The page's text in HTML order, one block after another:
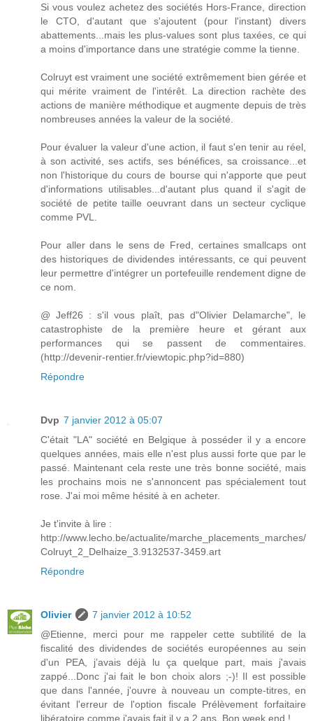
Si vous voulez achetez des sociétés Hors-France, direction
le CTO, d'autant que s'ajoutent (pour l'instant) divers
abattements...mais les plus-values sont plus taxées, ce qui
a moins d'importance dans une stratégie comme la tienne.
Colruyt est vraiment une société extrêmement bien gérée et
qui mérite vraiment de l'intérêt. La direction rachète des
actions de manière méthodique et augmente depuis de très
nombreuses années la valeur de la société.
Pour évaluer la valeur d'une action, il faut s'en tenir au réel,
à son activité, ses actifs, ses bénéfices, sa croissance...et
non l'historique du cours de bourse qui n'apporte que peut
d'informations utilisables...d'autant plus quand il s'agit de
société de petite taille oeuvrant dans un secteur cyclique
comme PVL.
Pour aller dans le sens de Fred, certaines smallcaps ont
des historiques de dividendes intéressants, ce qui peuvent
leur permettre d'intégrer un portefeuille rendement digne de
ce nom.
@ Jeff26 : s'il vous plaît, pas d"Olivier Delamarche", le
catastrophiste de la première heure et gérant aux
performances qui se passent de commentaires.
(http://devenir-rentier.fr/viewtopic.php?id=880)
Répondre
Dvp 7 janvier 2012 à 05:07
C'était "LA" société en Belgique à posséder il y a encore
quelques années, mais elle n'est plus aussi forte que par le
passé. Maintenant cela reste une très bonne société, mais
les prochains mois ne s'annoncent pas spécialement tout
rose. J'ai moi même hésité à en acheter.
Je t'invite à lire :
http://www.lecho.be/actualite/marche_placements_marches/
Colruyt_2_Delhaize_3.9132537-3459.art
Répondre
Olivier
7 janvier 2012 à 10:52
@Etienne, merci pour me rappeler cette subtilité de la
fiscalité des dividendes de sociétés européennes au sein
d'un PEA, j’avais déjà lu ça quelque part, mais j'avais
zappé...Donc j'ai fait le bon choix alors ;-)! Il est possible
que dans l'année, j'ouvre à nouveau un compte-titres, en
évitant l'erreur de l'option fiscale Prélèvement forfaitaire
libératoire comme j'avais fait il y a 2 ans. Bon week end !